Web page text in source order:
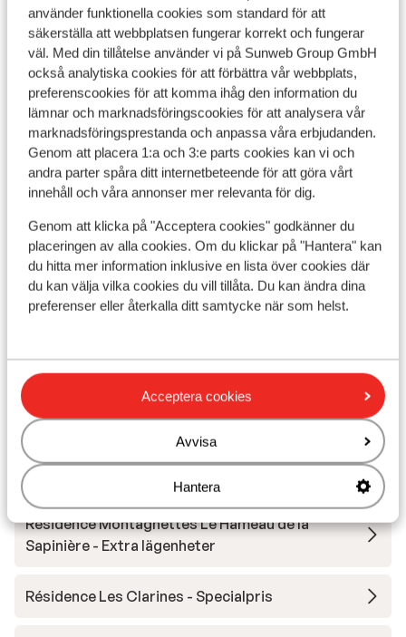
använder funktionella cookies som standard för att
säkerställa att webbplatsen fungerar korrekt och fungerar
väl. Med din tillåtelse använder vi på Sunweb Group GmbH
också analytiska cookies för att förbättra vår webbplats,
preferenscookies för att komma ihåg den information du
lämnar och marknadsföringscookies för att analysera vår
marknadsföringsprestanda och anpassa våra erbjudanden.
Genom att placera 1:a och 3:e parts cookies kan vi och
andra parter spåra ditt internetbeteende för att göra vårt
innehåll och våra annonser mer relevanta för dig.
Genom att klicka på "Acceptera cookies" godkänner du
placeringen av alla cookies. Om du klickar på "Hantera" kan
du hitta mer information inklusive en lista över cookies där
du kan välja vilka cookies du vill tillåta. Du kan ändra dina
preferenser eller återkalla ditt samtycke när som helst.
Acceptera cookies
Avvisa
Hantera
Populära skidorter
Les Menuires
Andra boenden i Les Menuires
Chalet la Grange de Marcelline
Chalet de Zalie
Résidence Pierre et Vacances Aconit
Résidence Montagnettes Le Hameau de la
Sapinière - Extra lägenheter
Résidence Les Clarines - Specialpris